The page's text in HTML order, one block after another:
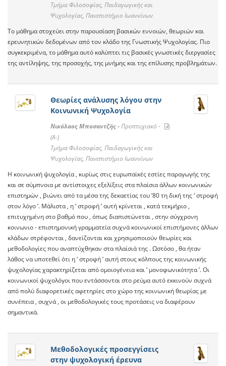
Τμήμα Φιλοσοφίας, Παιδαγωγικής και
Ψυχολογίας, Πανεπιστήμιο Ιωαννίνων
Το μάθημα στοχεύει στην παρουσίαση βασικών εννοιών, θεωριών και
ερευνητικών δεδομένων από τον κλάδο της Γνωστικής Ψυχολογίας. Πιο
συγκεκριμένα, το μάθημα αυτό καλύπτει τις βασικές γνωστικές διεργασίες
της αντίληψης, της προσοχής, της μνήμης και της επίλυσης προβλημάτων.
Θεωρίες ανάλυσης λόγου στην
Κοινωνική Ψυχολογία
Νικόλαος Μποσαντζής -Προπτυχιακό -
(A-)
Τμήμα Φιλοσοφίας, Παιδαγωγικής και
Ψυχολογίας, Πανεπιστήμιο Ιωαννίνων
Η κοινωνική ψυχολογία , κυρίως στις ευρωπαϊκές εστίες παραγωγής της
και σε σύμπνοια με αντίστοιχες εξελίξεις στα πλαίσια άλλων κοινωνικών
επιστημών , βιώνει από τα μέσα της δεκαετίας του ’80 τη δική της ‘ στροφή
στον λόγο ’. Μάλιστα , η ‘ στροφή ’ αυτή κρίνεται , κατά τεκμήριο ,
επιτυχημένη στο βαθμό που , όπως διαπιστώνεται , στην σύγχρονη
κοινωνιο - επιστημονική γραμματεία συχνά κοινωνικοί επιστήμονες άλλων
κλάδων στρέφονται , δανείζονται και χρησιμοποιούν θεωρίες και
μεθοδολογίες που αναπτύχθηκαν στα πλαίσιά της . Ωστόσο , θα ήταν
λάθος να υποτεθεί ότι η ‘ στροφή ’ αυτή στους κόλπους της κοινωνικής
ψυχολογίας χαρακτηρίζεται από ομοιογένεια και ‘ μονοφωνικότητα ’. Οι
κοινωνικοί ψυχολόγοι που εντάσσονται στο ρεύμα αυτό εκκινούν συχνά
από πολύ διαφορετικές αφετηρίες στο χώρο της κοινωνική θεωρίας με
συνέπεια , συχνά , οι μεθοδολογικές τους προτάσεις να διαφέρουν
σημαντικά.
Μεθοδολογικές προσεγγίσεις
στην ψυχολογική έρευνα